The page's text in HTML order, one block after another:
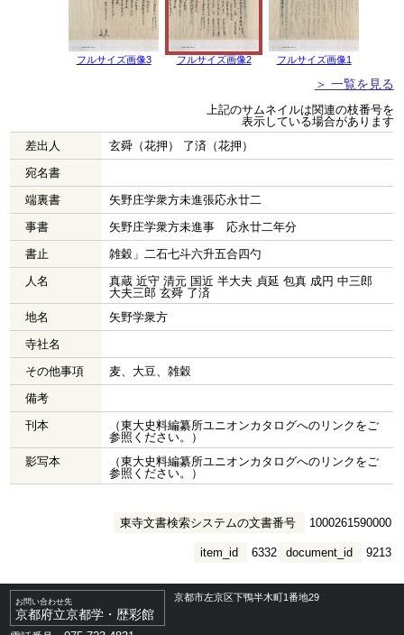
フルサイズ画像3 フルサイズ画像2 フルサイズ画像1
＞ 一覧を見る
上記のサムネイルは関連の枝番号を
表示している場合があります
差出人
玄舜（花押） 了済（花押）
宛名書
端裏書
矢野庄学衆方未進張応永廿二
事書
矢野庄学衆方未進事 応永廿二年分
書止
雑穀」二石七斗六升五合四勺
人名
真蔵 近守 清元 国近 半大夫 貞延 包真 成円 中三郎
大夫三郎 玄舜 了済
地名
矢野学衆方
寺社名
その他事項
麦、大豆、雑穀
備考
刊本
（東大史料編纂所ユニオンカタログへのリンクをご
参照ください。）
影写本
（東大史料編纂所ユニオンカタログへのリンクをご
参照ください。）
東寺文書検索システムの文書番号 1000261590000
document_id 9213
item_id 6332
お問い合わせ先
京都府立京都学・歴彩館
京都市左京区下鴨半木町1番地29